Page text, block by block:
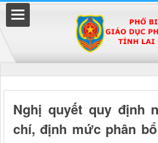
Nghị quyết quy định
chí, định mức phân
Đã kết nối EMC